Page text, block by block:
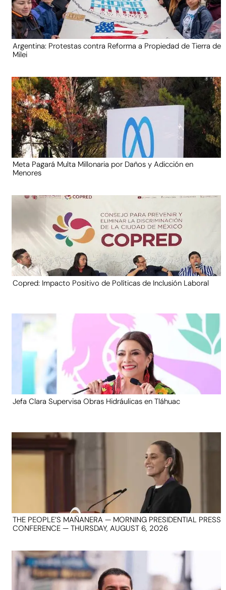
Argentina: Protestas contra Reforma a Propiedad de Tierra de
Milei
Meta Pagará Multa Millonaria por Daños y Adicción en
Menores
Copred: Impacto Positivo de Políticas de Inclusión Laboral
Jefa Clara Supervisa Obras Hidráulicas en Tláhuac
THE PEOPLE’S MAÑANERA — MORNING PRESIDENTIAL PRESS
CONFERENCE — THURSDAY, AUGUST 6, 2026